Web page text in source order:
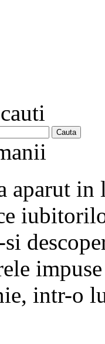
aparut in
intr-o